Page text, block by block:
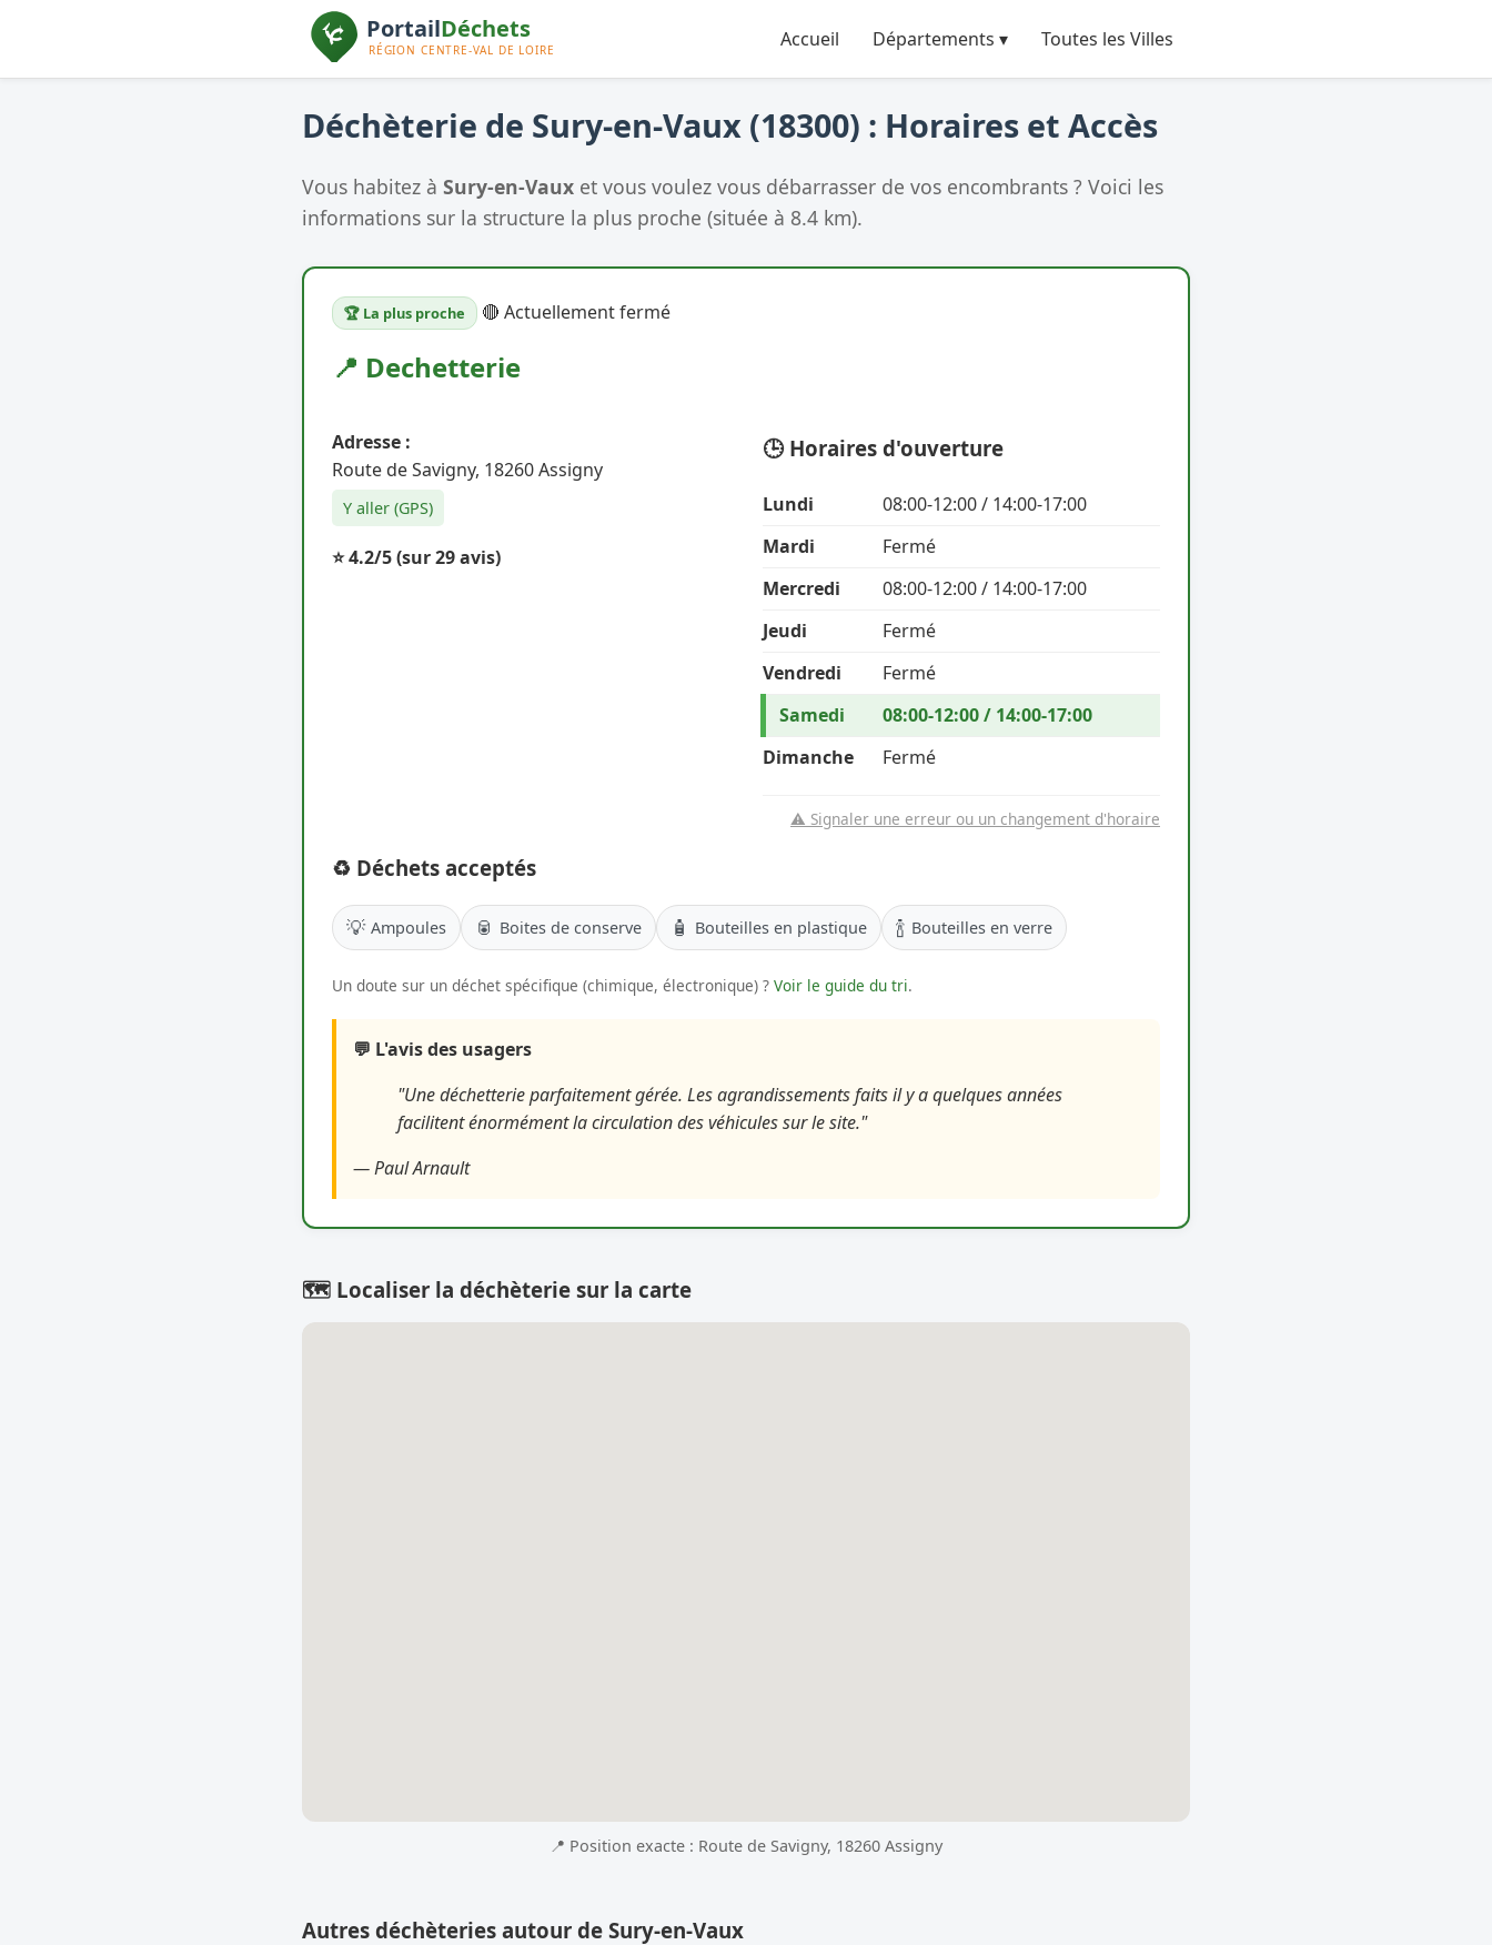
Accueil Départements ▾ Toutes les Villes
Déchèterie de Sury-en-Vaux (18300) : Horaires et Accès
Vous habitez à Sury-en-Vaux et vous voulez vous débarrasser de vos encombrants ? Voici les
informations sur la structure la plus proche (située à 8.4 km).
🏆 La plus proche 🔴 Actuellement fermé
📍 Dechetterie
Adresse :
Route de Savigny, 18260 Assigny
Y aller (GPS)
⭐ 4.2/5(sur 29 avis)
🕒 Horaires d'ouverture
Lundi
08:00-12:00 / 14:00-17:00
Mardi
Fermé
Mercredi
08:00-12:00 / 14:00-17:00
Jeudi
Fermé
Vendredi
Fermé
Samedi
08:00-12:00 / 14:00-17:00
Dimanche
Fermé
⚠️ Signaler une erreur ou un changement d'horaire
♻️ Déchets acceptés
💡 Ampoules 🥫 Boites de conserve 🧴 Bouteilles en plastique 🍾 Bouteilles en verre
Un doute sur un déchet spécifique (chimique, électronique) ? Voir le guide du tri.
💬 L'avis des usagers
"Une déchetterie parfaitement gérée. Les agrandissements faits il y a quelques années
facilitent énormément la circulation des véhicules sur le site."
— Paul Arnault
🗺️ Localiser la déchèterie sur la carte
📍 Position exacte : Route de Savigny, 18260 Assigny
Autres déchèteries autour de Sury-en-Vaux